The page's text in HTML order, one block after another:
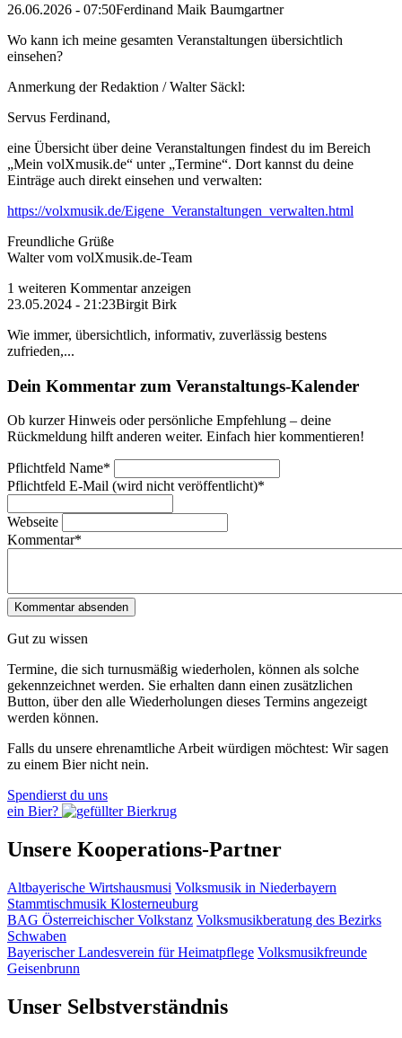
26.06.2026 - 07:50Ferdinand Maik Baumgartner
Wo kann ich meine gesamten Veranstaltungen übersichtlich
einsehen?
Anmerkung der Redaktion /Walter Säckl:
Servus Ferdinand,
eine Übersicht über deine Veranstaltungen findest du im Bereich
„Mein volXmusik.de“ unter „Termine“. Dort kannst du deine
Einträge auch direkt einsehen und verwalten:
https://volxmusik.de/Eigene_Veranstaltungen_verwalten.html
Freundliche Grüße
Walter vom volXmusik.de-Team
1 weiteren Kommentar anzeigen
23.05.2024 - 21:23Birgit Birk
Wie immer, übersichtlich, informativ, zuverlässig bestens
zufrieden,...
Dein Kommentar zum Veranstaltungs-Kalender
Ob kurzer Hinweis oder persönliche Empfehlung – deine
Rückmeldung hilft anderen weiter. Einfach hier kommentieren!
Pflichtfeld Name*
Pflichtfeld E-Mail (wird nicht veröffentlicht)*
Webseite
Kommentar*
Gut zu wissen
Termine, die sich turnusmäßig wiederholen, können als solche
gekennzeichnet werden. Sie erhalten dann einen zusätzlichen
Button, über den alle Wiederholungen dieses Termins angezeigt
werden können.
Falls du unsere ehrenamtliche Arbeit würdigen möchtest: Wir sagen
zu einem Bier nicht nein.
Spendierst du uns
ein Bier?
Unsere Kooperations-Partner
Altbayerische Wirtshausmusi Volksmusik in Niederbayern
Stammtischmusik Klosterneuburg
BAG Österreichischer Volkstanz Volksmusikberatung des Bezirks
Schwaben
Bayerischer Landesverein für Heimatpflege Volksmusikfreunde
Geisenbrunn
Unser Selbstverständnis